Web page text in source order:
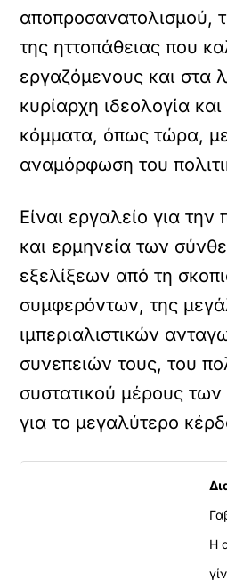
αποπροσανατολισμού,
της ηττοπάθειας που
εργαζόμενους και στα
κυρίαρχη ιδεολογία
κόμματα, όπως τώρα,
αναμόρφωση του
Είναι εργαλείο για
και ερμηνεία των
εξελίξεων από τη
συμφερόντων, της
ιμπεριαλιστικών
συνεπειών τους, του
συστατικού μέρους
για το μεγαλύτερο
Η